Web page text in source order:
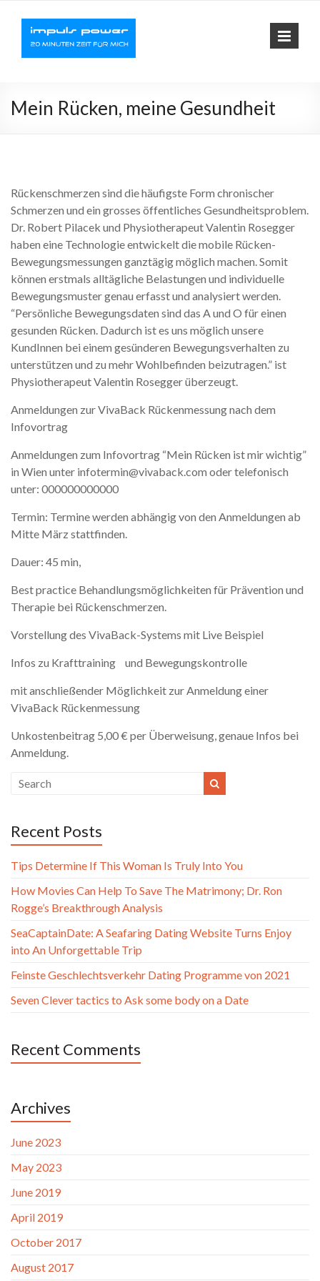
Mein Rücken, meine Gesundheit
Rückenschmerzen sind die häufigste Form chronischer
Schmerzen und ein grosses öffentliches Gesundheitsproblem.
Dr. Robert Pilacek und Physiotherapeut Valentin Rosegger
haben eine Technologie entwickelt die mobile Rücken-
Bewegungsmessungen ganztägig möglich machen. Somit
können erstmals alltägliche Belastungen und individuelle
Bewegungsmuster genau erfasst und analysiert werden.
“Persönliche Bewegungsdaten sind das A und O für einen
gesunden Rücken. Dadurch ist es uns möglich unsere
KundInnen bei einem gesünderen Bewegungsverhalten zu
unterstützen und zu mehr Wohlbefinden beizutragen.” ist
Physiotherapeut Valentin Rosegger überzeugt.
Anmeldungen zur VivaBack Rückenmessung nach dem
Infovortrag
Anmeldungen zum Infovortrag “Mein Rücken ist mir wichtig”
in Wien unter infotermin@vivaback.com oder telefonisch
unter: 000000000000
Termin: Termine werden abhängig von den Anmeldungen ab
Mitte März stattfinden.
Dauer: 45 min,
Best practice Behandlungsmöglichkeiten für Prävention und
Therapie bei Rückenschmerzen.
Vorstellung des VivaBack-Systems mit Live Beispiel
Infos zu Krafttraining und Bewegungskontrolle
mit anschließender Möglichkeit zur Anmeldung einer
VivaBack Rückenmessung
Unkostenbeitrag 5,00 € per Überweisung, genaue Infos bei
Anmeldung.
Recent Posts
Tips Determine If This Woman Is Truly Into You
How Movies Can Help To Save The Matrimony; Dr. Ron
Rogge’s Breakthrough Analysis
SeaCaptainDate: A Seafaring Dating Website Turns Enjoy
into An Unforgettable Trip
Feinste Geschlechtsverkehr Dating Programme von 2021
Seven Clever tactics to Ask some body on a Date
Recent Comments
Archives
June 2023
May 2023
June 2019
April 2019
October 2017
August 2017